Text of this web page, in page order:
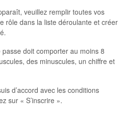
veuillez remplir toutes vos
rôle dans la liste déroulante et créer
doit comporter au moins 8
des minuscules, un chiffre et
d’accord avec les conditions
sur « S’inscrire ».